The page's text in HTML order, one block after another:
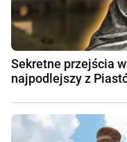
Sekretne przejścia
najpodlejszy z